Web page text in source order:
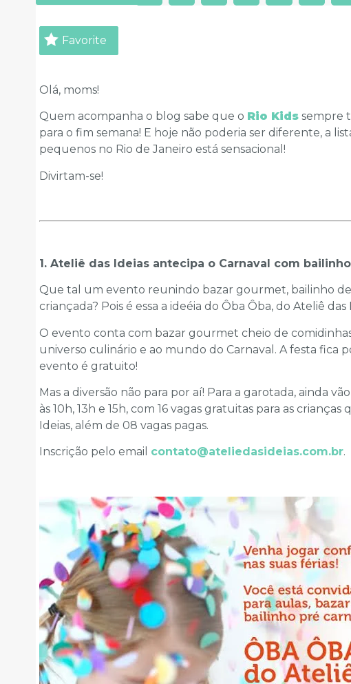
Favorite
Olá, moms!
Quem acompanha o blog sabe que o Rio Kids sempre
para o fim semana! E hoje não poderia ser diferente, a
pequenos no Rio de Janeiro está sensacional!
Divirtam-se!
1. Ateliê das Ideias antecipa o Carnaval com
Que tal um evento reunindo bazar gourmet, bailinho de
criançada? Pois é essa a ideéia do Ôba Ôba, do Ateliê das
O evento conta com bazar gourmet cheio de
universo culinário e ao mundo do Carnaval. A festa fica
evento é gratuito!
Mas a diversão não para por aí! Para a garotada, ainda
às 10h, 13h e 15h, com 16 vagas gratuitas para as
Ideias, além de 08 vagas pagas.
Inscrição pelo email contato@ateliedasideias.com.br.